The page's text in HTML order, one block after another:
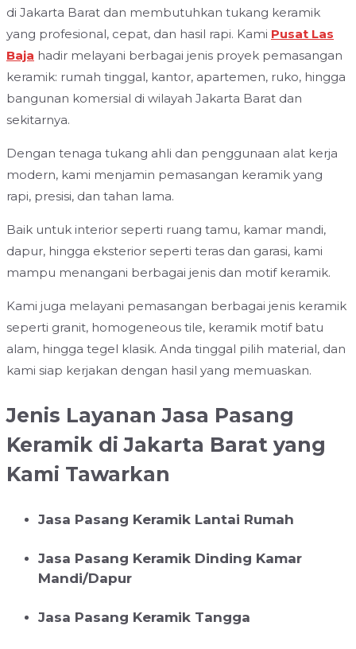
di Jakarta Barat dan membutuhkan tukang keramik
yang profesional, cepat, dan hasil rapi. Kami Pusat Las
Baja hadir melayani berbagai jenis proyek pemasangan
keramik: rumah tinggal, kantor, apartemen, ruko, hingga
bangunan komersial di wilayah Jakarta Barat dan
sekitarnya.
Dengan tenaga tukang ahli dan penggunaan alat kerja
modern, kami menjamin pemasangan keramik yang
rapi, presisi, dan tahan lama.
Baik untuk interior seperti ruang tamu, kamar mandi,
dapur, hingga eksterior seperti teras dan garasi, kami
mampu menangani berbagai jenis dan motif keramik.
Kami juga melayani pemasangan berbagai jenis keramik
seperti granit, homogeneous tile, keramik motif batu
alam, hingga tegel klasik. Anda tinggal pilih material, dan
kami siap kerjakan dengan hasil yang memuaskan.
Jenis Layanan Jasa Pasang
Keramik di Jakarta Barat yang
Kami Tawarkan
Jasa Pasang Keramik Lantai Rumah
Jasa Pasang Keramik Dinding Kamar
Mandi/Dapur
Jasa Pasang Keramik Tangga